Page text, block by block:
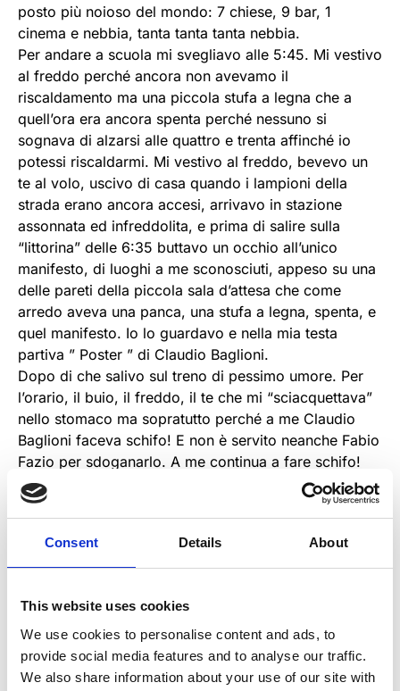
Consent Details About
This website uses cookies
We use cookies to personalise content and ads, to
provide social media features and to analyse our traffic.
We also share information about your use of our site with
posto più noioso del mondo: 7 chiese, 9 bar, 1
cinema e nebbia, tanta tanta tanta nebbia.
Per andare a scuola mi svegliavo alle 5:45. Mi vestivo
al freddo perché ancora non avevamo il
riscaldamento ma una piccola stufa a legna che a
quell’ora era ancora spenta perché nessuno si
sognava di alzarsi alle quattro e trenta affinché io
potessi riscaldarmi. Mi vestivo al freddo, bevevo un
te al volo, uscivo di casa quando i lampioni della
strada erano ancora accesi, arrivavo in stazione
assonnata ed infreddolita, e prima di salire sulla
“littorina” delle 6:35 buttavo un occhio all’unico
manifesto, di luoghi a me sconosciuti, appeso su una
delle pareti della piccola sala d’attesa che come
arredo aveva una panca, una stufa a legna, spenta, e
quel manifesto. Io lo guardavo e nella mia testa
partiva ” Poster ” di Claudio Baglioni.
Dopo di che salivo sul treno di pessimo umore. Per
l’orario, il buio, il freddo, il te che mi “sciacquettava”
nello stomaco ma sopratutto perché a me Claudio
Baglioni faceva schifo! E non è servito neanche Fabio
Fazio per sdoganarlo. A me continua a fare schifo!
Ma in quegli anni il cantante andava per la maggiore
e non c’era radio o jokebox che non suonasse la sua
io volevo andarmene via, lontano… lontano… proprio
come nella canzone di Baglioni. Ancora oggi se mi
quelle mattine buie e nebbiose e a quel doloroso
desiderio di andarmene via.
Non sempre i brani della colonna sonora della mia